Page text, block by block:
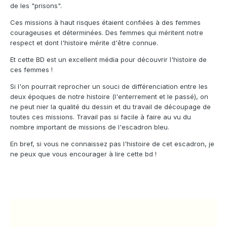
de les "prisons".
Ces missions à haut risques étaient confiées à des femmes
courageuses et déterminées. Des femmes qui méritent notre
respect et dont l'histoire mérite d'être connue.
Et cette BD est un excellent média pour découvrir l'histoire de
ces femmes !
Si l'on pourrait reprocher un souci de différenciation entre les
deux époques de notre histoire (l'enterrement et le passé), on
ne peut nier la qualité du dessin et du travail de découpage de
toutes ces missions. Travail pas si facile à faire au vu du
nombre important de missions de l'escadron bleu.
En bref, si vous ne connaissez pas l'histoire de cet escadron, je
ne peux que vous encourager à lire cette bd !